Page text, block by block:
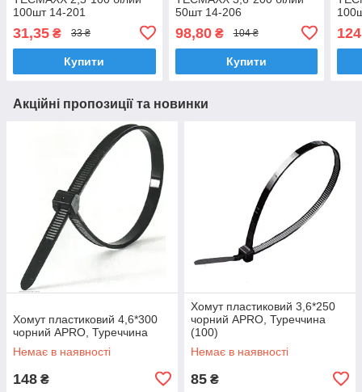
100шт 14-201
31,35 ₴ 33 ₴
Купити
50шт 14-206
98,80₴ 104 ₴
Купити
Акційні пропозиції та новинки
Хомут пластиковий 4,6*300
чорний APRO, Туреччина
Немає в наявності
148 ₴
Хомут пластиковий 3,6*250
чорний APRO, Туреччина
(100)
Немає в наявності
85 ₴